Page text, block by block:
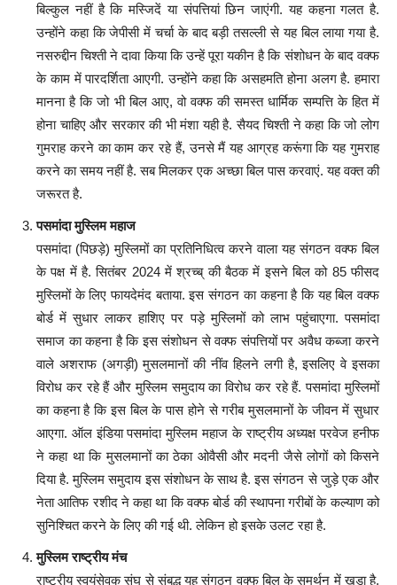
बिल्कुल नहीं है कि मस्जिदें या संपत्तियां छिन जाएंगी. यह कहना गलत है.
उन्होंने कहा कि जेपीसी में चर्चा के बाद बड़ी तसल्ली से यह बिल लाया गया है.
नसरुद्दीन चिश्ती ने दावा किया कि उन्हें पूरा यकीन है कि संशोधन के बाद वक्फ
के काम में पारदर्शिता आएगी. उन्होंने कहा कि असहमति होना अलग है. हमारा
मानना है कि जो भी बिल आए, वो वक्फ की समस्त धार्मिक सम्पत्ति के हित में
होना चाहिए और सरकार की भी मंशा यही है. सैयद चिश्ती ने कहा कि जो लोग
गुमराह करने का काम कर रहे हैं, उनसे मैं यह आग्रह करूंगा कि यह गुमराह
करने का समय नहीं है. सब मिलकर एक अच्छा बिल पास करवाएं. यह वक्त की
जरूरत है.
पसमांदा मुस्लिम महाज
पसमांदा (पिछड़े) मुस्लिमों का प्रतिनिधित्व करने वाला यह संगठन वक्फ बिल
के पक्ष में है. सितंबर 2024 में श्रच्ब् की बैठक में इसने बिल को 85 फीसद
मुस्लिमों के लिए फायदेमंद बताया. इस संगठन का कहना है कि यह बिल वक्फ
बोर्ड में सुधार लाकर हाशिए पर पड़े मुस्लिमों को लाभ पहुंचाएगा. पसमांदा
समाज का कहना है कि इस संशोधन से वक्फ संपत्तियों पर अवैध कब्जा करने
वाले अशराफ (अगड़ी) मुसलमानों की नींव हिलने लगी है, इसलिए वे इसका
विरोध कर रहे हैं और मुस्लिम समुदाय का विरोध कर रहे हैं. पसमांदा मुस्लिमों
का कहना है कि इस बिल के पास होने से गरीब मुसलमानों के जीवन में सुधार
आएगा. ऑल इंडिया पसमांदा मुस्लिम महाज के राष्ट्रीय अध्यक्ष परवेज हनीफ
ने कहा था कि मुसलमानों का ठेका ओवैसी और मदनी जैसे लोगों को किसने
दिया है. मुस्लिम समुदाय इस संशोधन के साथ है. इस संगठन से जुड़े एक और
नेता आतिफ रशीद ने कहा था कि वक्फ बोर्ड की स्थापना गरीबों के कल्याण को
सुनिश्चित करने के लिए की गई थी. लेकिन हो इसके उलट रहा है.
मुस्लिम राष्ट्रीय मंच
राष्ट्रीय स्वयंसेवक संघ से संबद्ध यह संगठन वक्फ बिल के समर्थन में खड़ा है.